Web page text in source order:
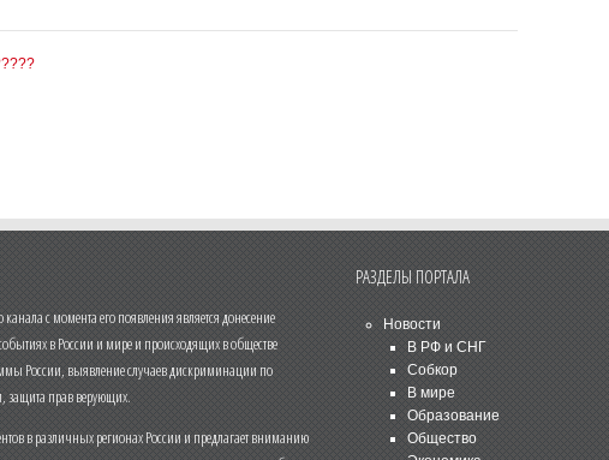
с момента его появления является донесение
в России и мире и происходящих в обществе
России, выявление случаев дискриминации по
прав верующих.
в различных регионах России и предлагает вниманию
РАЗДЕЛЫ ПОРТАЛА
Новости
В РФ и СНГ
Собкор
В мире
Образование
Общество